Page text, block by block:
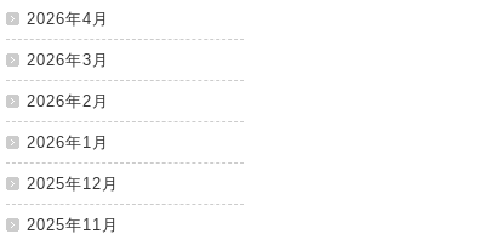
2026年4月
2026年3月
2026年2月
2026年1月
2025年12月
2025年11月